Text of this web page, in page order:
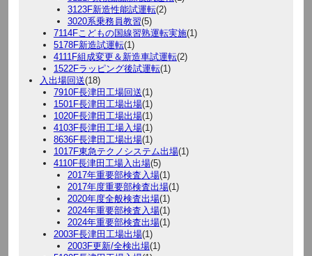
3123F新造性能試運転(2)
3020系乗務員教習(5)
7114Fこどもの国線習熟運転実施(1)
5178F新造試運転(1)
4111F組成変更＆新造車試運転(2)
1522Fラッピング後試運転(1)
入出場回送(18)
7910F長津田工場回送(1)
1501F長津田工場出場(1)
1020F長津田工場出場(1)
4103F長津田工場入場(1)
8636F長津田工場出場(1)
1017F東急テクノシステム出場(1)
4110F長津田工場入出場(5)
2017年重要部検査入場(1)
2017年度重要部検査出場(1)
2020年度全般検査出場(1)
2024年重要部検査入場(1)
2024年重要部検査出場(1)
2003F長津田工場出場(1)
2003F更新/全検出場(1)